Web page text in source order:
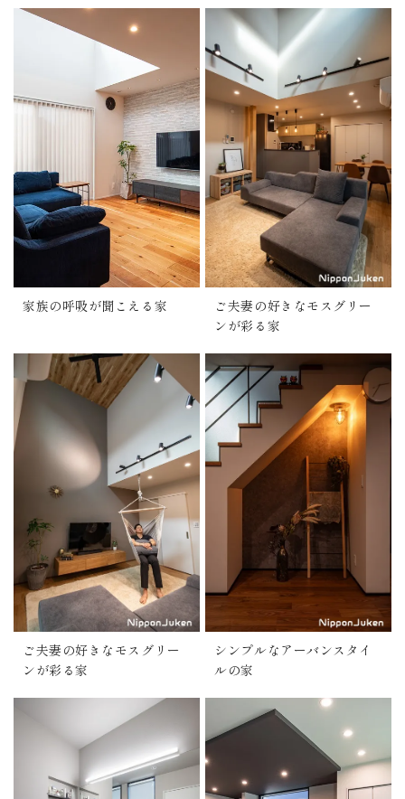
家族の呼吸が聞こえる家
ご夫妻の好きなモスグリー
ンが彩る家
ご夫妻の好きなモスグリー
ンが彩る家
シンプルなアーバンスタイ
ルの家